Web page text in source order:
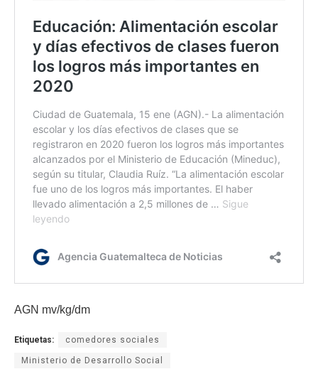
AGN mv/kg/dm
Etiquetas: comedores sociales
Ministerio de Desarrollo Social